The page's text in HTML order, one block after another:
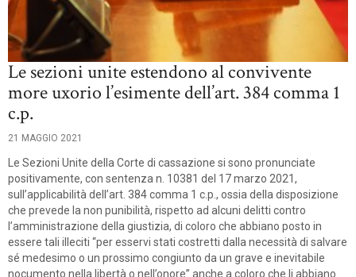
Le sezioni unite estendono al convivente
more uxorio l’esimente dell’art. 384 comma 1
c.p.
21 MAGGIO 2021
Le Sezioni Unite della Corte di cassazione si sono pronunciate
positivamente, con sentenza n. 10381 del 17 marzo 2021,
sull’applicabilità dell’art. 384 comma 1 c.p., ossia della disposizione
che prevede la non punibilità, rispetto ad alcuni delitti contro
l’amministrazione della giustizia, di coloro che abbiano posto in
essere tali illeciti “per esservi stati costretti dalla necessità di salvare
sé medesimo o un prossimo congiunto da un grave e inevitabile
nocumento nella libertà o nell’onore” anche a coloro che li abbiano